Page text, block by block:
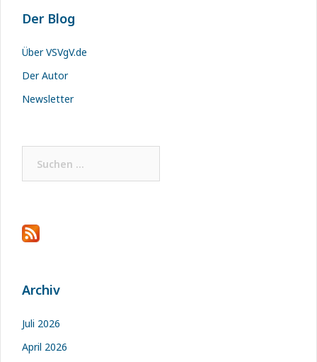
Der Blog
Über VSVgV.de
Der Autor
Newsletter
nach:
Archiv
Juli 2026
April 2026